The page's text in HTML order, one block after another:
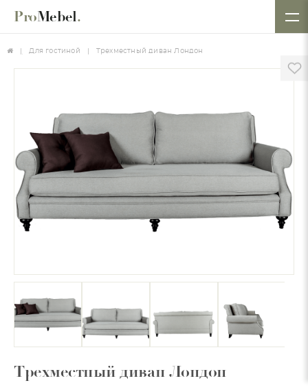
ProMebel.
Для гостиной Трехместный диван Лондон
Трехместный диван Лондон